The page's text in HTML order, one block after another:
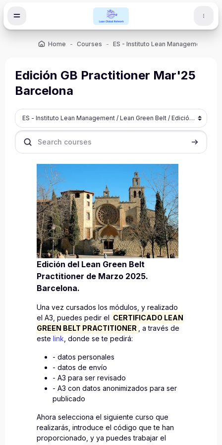
Home Courses ES - Instituto Lean Management
Edición GB Practitioner Mar'25
Barcelona
Course categories
Search courses Search
Edición del Lean Green Belt
Practitioner de Marzo 2025.
Barcelona.
Una vez cursados los módulos, y realizado
el A3, puedes pedir el CERTIFICADO LEAN
GREEN BELT PRACTITIONER
, a través de
este link , donde se te pedirá:
- datos personales
- datos de envío
- A3 para ser revisado
- A3 con datos anonimizados para ser
publicado
Ahora selecciona el siguiente curso que
realizarás, introduce el código que te han
proporcionado, y ya puedes trabajar el